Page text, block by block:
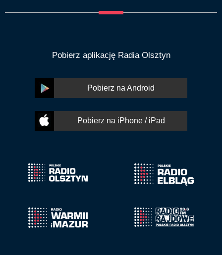
Pobierz aplikację Radia Olsztyn
Pobierz na Android
Pobierz na iPhone / iPad